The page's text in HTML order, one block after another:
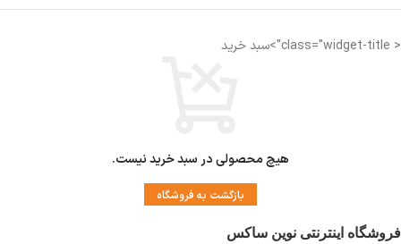
< class="widget-title">سبد خرید
هیچ محصولی در سبد خرید نیست.
بازگشت به فروشگاه
فروشگاه اینترنتی نوین ساکس